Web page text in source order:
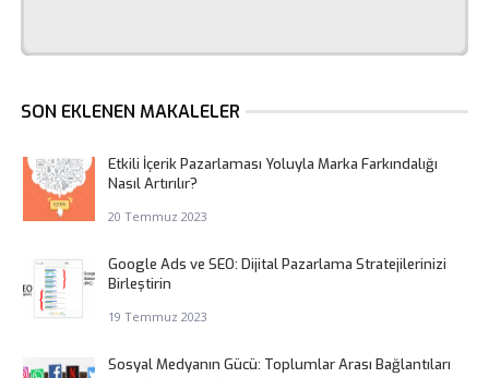
SON EKLENEN MAKALELER
Etkili İçerik Pazarlaması Yoluyla Marka Farkındalığı
Nasıl Artırılır?
20 Temmuz 2023
Google Ads ve SEO: Dijital Pazarlama Stratejilerinizi
Birleştirin
19 Temmuz 2023
Sosyal Medyanın Gücü: Toplumlar Arası Bağlantıları